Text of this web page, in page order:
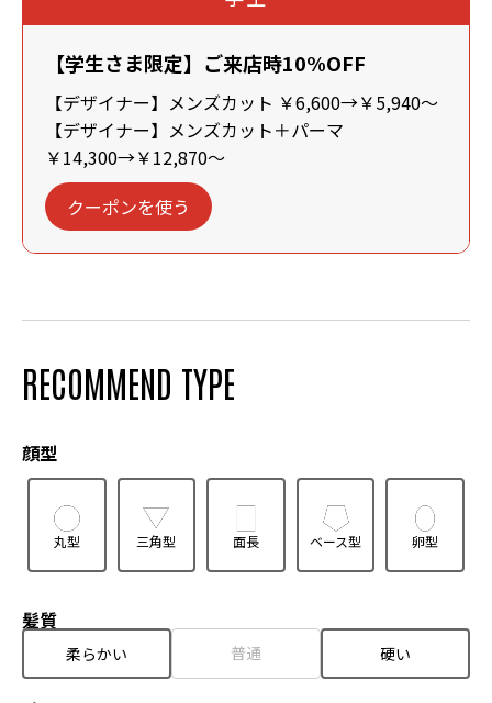
【学生さま限定】ご来店時10%OFF
【デザイナー】メンズカット ￥6,600→￥5,940～
【デザイナー】メンズカット＋パーマ
￥14,300→￥12,870～
クーポンを使う
RECOMMEND TYPE
顔型
丸型 三角型 面長 ベース型 卵型
髪質
柔らかい 普通 硬い